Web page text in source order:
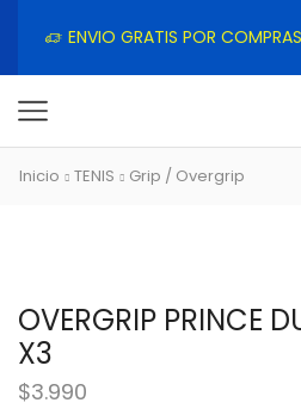
ENVIO GRATIS POR
Inicio TENIS Grip / Overgrip
OVERGRIP PRINCE
X3
$3.990